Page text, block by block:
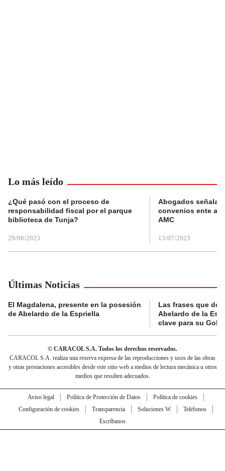
Lo más leído
¿Qué pasó con el proceso de
responsabilidad fiscal por el parque
biblioteca de Tunja?
29/08/2023
Abogados
convenios ente
AMC
13/07/2023
Últimas Noticias
El Magdalena, presente en la posesión
de Abelardo de la Espriella
Las frases que
Abelardo de la
clave para su
© CARACOL S.A. Todos los derechos reservados.
CARACOL S.A. realiza una reserva expresa de las reproducciones y usos de las obras
y otras prestaciones accesibles desde este sitio web a medios de lectura mecánica u otros
medios que resulten adecuados.
Aviso legal Política de Protección de Datos
Política de cookies
Configuración de cookies
Transparencia Soluciones W
Teléfonos
Escríbanos